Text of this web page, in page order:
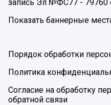
запись Эл №ФС77 - 79760
Показать баннерные
Порядок обработки
Политика
Согласие на обработку
обратной связи